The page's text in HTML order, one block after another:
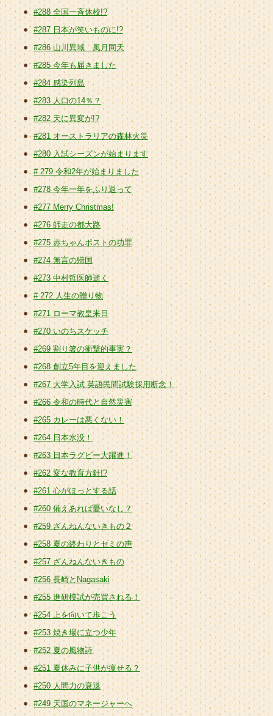
#288 全国一斉休校!?
#287 日本が笑いものに!?
#286 山川異域 風月同天
#285 今年も届きました
#284 感染列島
#283 人口の14％？
#282 天に異変が!?
#281 オーストラリアの森林火災
#280 入試シーズンが始まります
# 279 令和2年が始まりました
#278 今年一年をふり返って
#277 Merry Christmas!
#276 師走の都大路
#275 赤ちゃんポストの功罪
#274 無言の帰国
#273 中村哲医師逝く
# 272 人生の贈り物
#271 ローマ教皇来日
#270 いのちスケッチ
#269 割り箸の衝撃的事実？
#268 創立5年目を迎えました
#267 大学入試 英語民間試験採用断念！
#266 令和の時代と自然災害
#265 カレーは悪くない！
#264 日本水没！
#263 日本ラグビー大躍進！
#262 変な教育方針!?
#261 心がほっとする話
#260 備えあれば憂いなし？
#259 ざんねんないきもの２
#258 夏の終わりとセミの声
#257 ざんねんないきもの
#256 長崎とNagasaki
#255 進研模試が売買される！
#254 上を向いて歩こう
#253 焼き場に立つ少年
#252 夏の風物詩
#251 夏休みに子供が痩せる？
#250 人間力の衰退
#249 天国のマネージャーへ